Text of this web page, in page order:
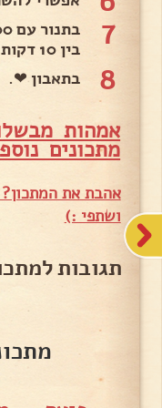
7
בין 10 דקות לרבע שעה לא יותר .
8 בתאבון ❤.
אמהות
מתכונים
אהבת את
ושתפי :)
תגובות